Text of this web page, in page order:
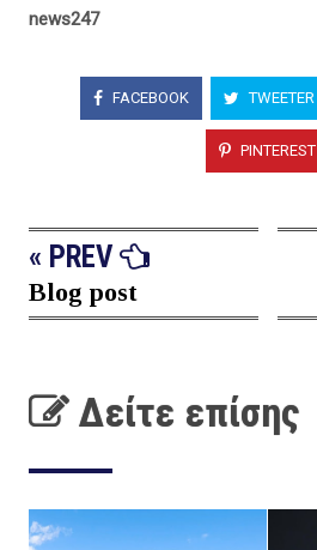
news247
FACEBOOK TWEETER
PINTEREST
« PREV
Blog post
Δείτε επίσης